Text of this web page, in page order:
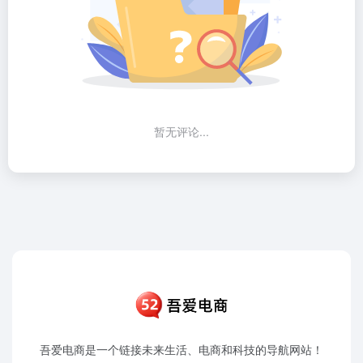
暂无评论...
吾爱电商是一个链接未来生活、电商和科技的导航网站！